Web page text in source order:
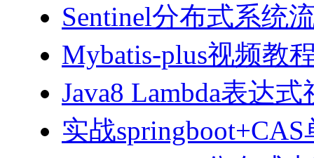
Sentinel分布式系统
Mybatis-plus视频教
Java8 Lambda表达
实战